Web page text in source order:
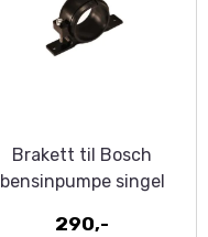
Brakett til Bosch
bensinpumpe singel
290,-